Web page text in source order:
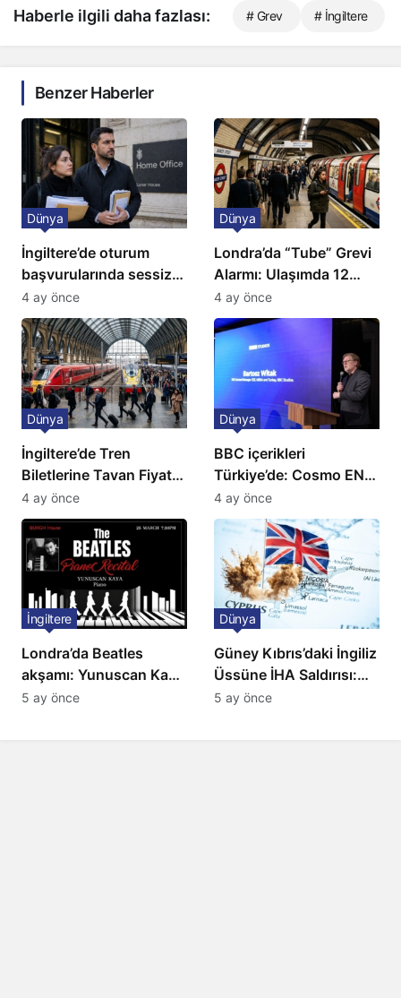
Haberle ilgili daha fazlası: # Grev # İngiltere
Benzer Haberler
İngiltere’de oturum
başvurularında sessiz
kriz: Büyükelçilikten
açıklama!
Dünya
4 ay önce
Londra’da “Tube” Grevi
Alarmı: Ulaşımda 12
Günlük Kaos Kapıda
Dünya
4 ay önce
İngiltere’de Tren
Biletlerine Tavan Fiyat:
Ulaşımda Yeni
Düzenleme
Dünya
4 ay önce
BBC içerikleri
Türkiye’de: Cosmo EN
ve BBC Player yayında
Dünya
4 ay önce
Londra’da Beatles
akşamı: Yunuscan Kaya
klasik yorumuyla
İngiltere
5 ay önce
Güney Kıbrıs’daki İngiliz
Üssüne İHA Saldırısı:
Patlama, Sirenler ve
Dünya
5 ay önce